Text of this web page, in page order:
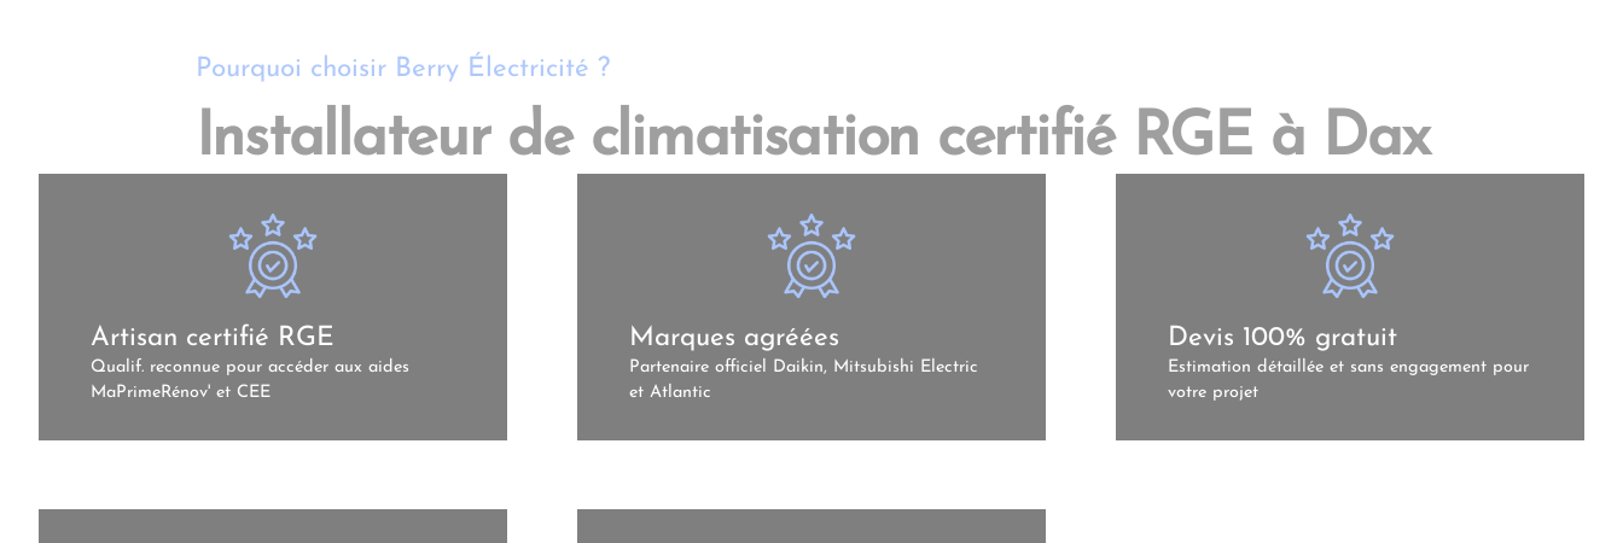
Pourquoi choisir Berry Électricité ?
Installateur de climatisation certifié RGE à Dax
Artisan certifié RGE
Qualif. reconnue pour accéder aux aides
MaPrimeRénov' et CEE
Marques agréées
Partenaire officiel Daikin, Mitsubishi Electric
et Atlantic
Devis 100% gratuit
Estimation détaillée et sans engagement pour
votre projet